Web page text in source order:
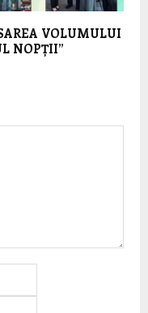
VOLUMULUI
NOPȚII”